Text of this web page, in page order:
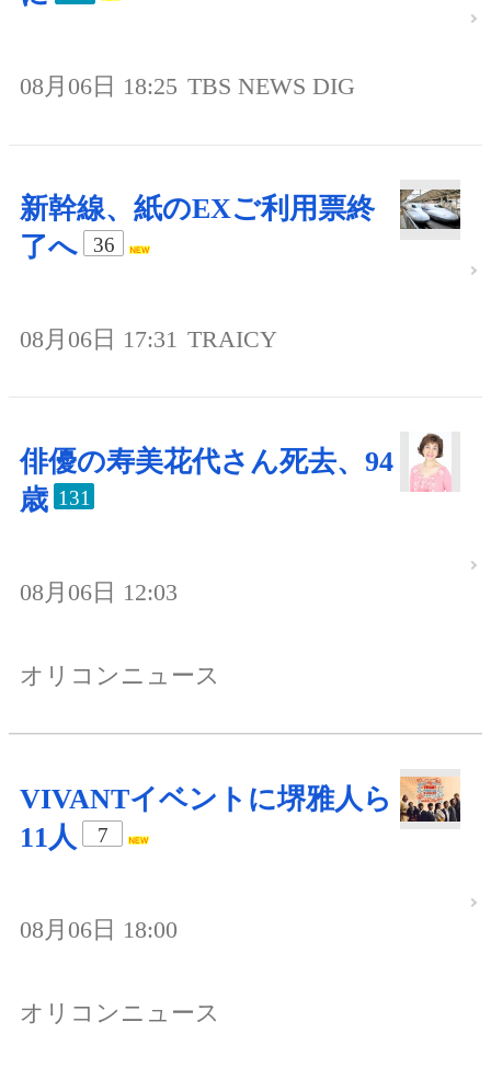
08月06日 18:25 TBS NEWS DIG
新幹線、紙のEXご利用票終
了へ
36
08月06日 17:31 TRAICY
俳優の寿美花代さん死去、94
歳 131
08月06日 12:03
オリコンニュース
VIVANTイベントに堺雅人ら
11人
7
08月06日 18:00
オリコンニュース